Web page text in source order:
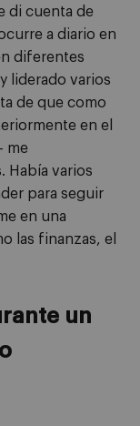
di cuenta de
a diario en
diferentes
liderado varios
de que como
en el
me
Había varios
para seguir
en una
las finanzas, el
un